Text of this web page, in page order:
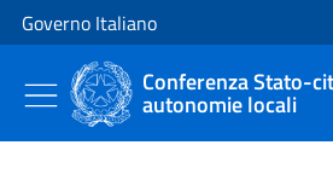
Vai al contenuto
Vai alla navigazione del sito
Governo Italiano
Conferenza Stato-
autonomie locali